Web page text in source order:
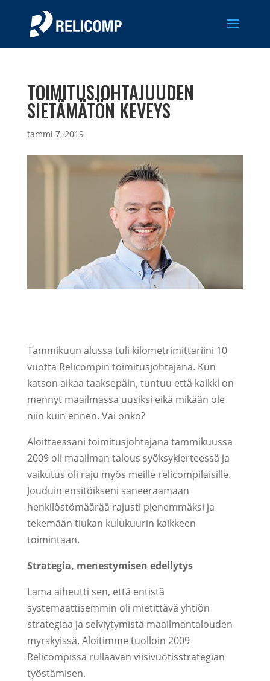
TOIMITUSJOHTAJUUDEN
SIETÄMÄTÖN KEVEYS
tammi 7, 2019
Tammikuun alussa tuli kilometrimittariini 10
vuotta Relicompin toimitusjohtajana. Kun
katson aikaa taaksepäin, tuntuu että kaikki on
mennyt maailmassa uusiksi eikä mikään ole
niin kuin ennen. Vai onko?
Aloittaessani toimitusjohtajana tammikuussa
2009 oli maailman talous syöksykierteessä ja
vaikutus oli raju myös meille relicompilaisille.
Jouduin ensitöikseni saneeraamaan
henkilöstömäärää rajusti pienemmäksi ja
tekemään tiukan kulukuurin kaikkeen
toimintaan.
Strategia, menestymisen edellytys
Lama aiheutti sen, että entistä
systemaattisemmin oli mietittävä yhtiön
strategiaa ja selviytymistä maailmantalouden
myrskyissä. Aloitimme tuolloin 2009
Relicompissa rullaavan viisivuotisstrategian
työstämisen.